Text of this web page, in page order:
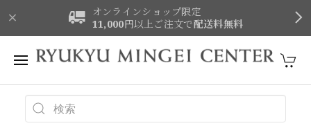
オンラインショップ限定
11,000円以上ご注文で配送料無料